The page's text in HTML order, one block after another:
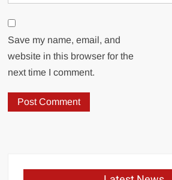
Save my name, email, and
website in this browser for the
next time I comment.